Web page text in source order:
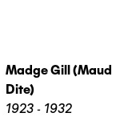
Madge Gill (maude
Dite)
1923 - 1932